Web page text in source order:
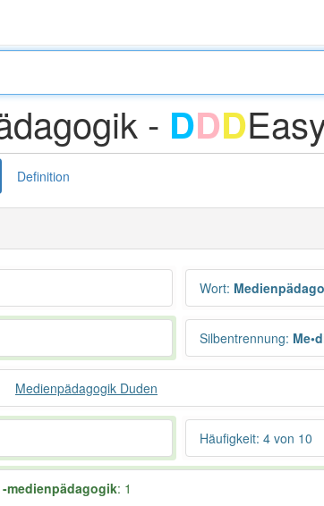
- DDD
Definition
Wort:
Silbentrennung:
Medienpädagogik Duden
Häufigkeit: 4 von 10
-medienpädagogik: 1